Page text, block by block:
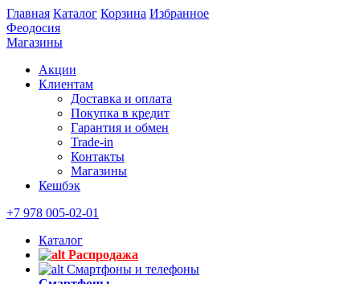
Главная Каталог Корзина Избранное
Феодосия
Магазины
Акции
Клиентам
Доставка и оплата
Покупка в кредит
Гарантия и обмен
Trade-in
Контакты
Магазины
Кешбэк
+7 978 005-02-01
Каталог
Распродажа
Смартфоны и телефоны